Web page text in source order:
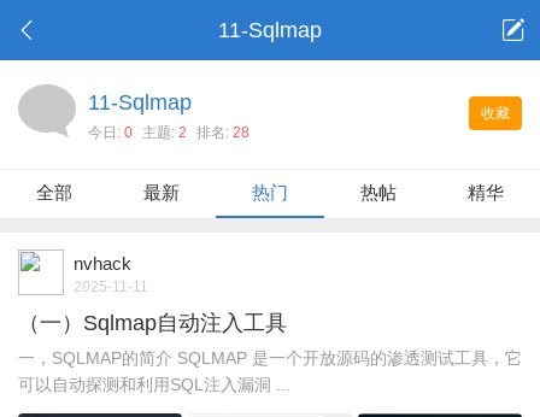
11-Sqlmap
收藏
11-Sqlmap
今日: 0 主题: 2 排名: 28
全部 最新 热门 热帖 精华
nvhack
2025-11-11
（一）Sqlmap自动注入工具
一，SQLMAP的简介 SQLMAP 是一个开放源码的渗透测试工具，它
可以自动探测和利用SQL注入漏洞 ...